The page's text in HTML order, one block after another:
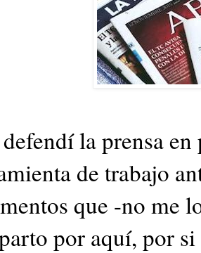
la prensa
de trabajo
que -no me
por aquí, por si